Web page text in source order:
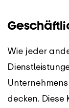
Wie jeder
decken. Diese